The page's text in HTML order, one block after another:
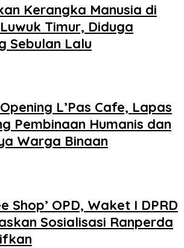
Kerangka Manusia di
Timur, Diduga
Sebulan Lalu
L’Pas Cafe, Lapas
Pembinaan Humanis dan
Warga Binaan
Shop’ OPD, Waket I DPRD
Sosialisasi Ranperda